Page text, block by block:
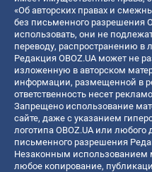
«Об авторских правах и
без письменного разрешения
использовать, они не
переводу, распространению в
Редакция OBOZ.UA может не
изложенную в авторском
информации, размещенной в
ответственность несет
Запрещено использование
сайте, даже с указанием
логотипа OBOZ.UA или любого
письменного разрешения
Незаконным использованием
любое копирование,